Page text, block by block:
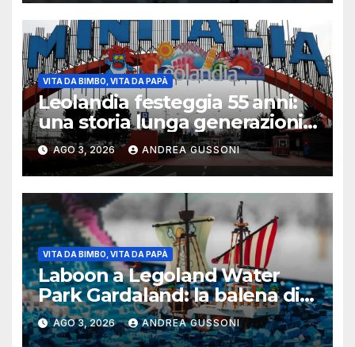
VITA DA BIMBO, VITA DA PAPÀ
Leolandia festeggia 55 anni:
una storia lunga generazioni
tra ricordi, innovazione e
nuovi investimenti
AGO 3, 2026 ANDREA GUSSONI
VITA DA BIMBO, VITA DA PAPÀ
Laboon a Legoland Water
Park Gardaland: la balena di
One Piece arriva in formato
Lego
AGO 3, 2026 ANDREA GUSSONI